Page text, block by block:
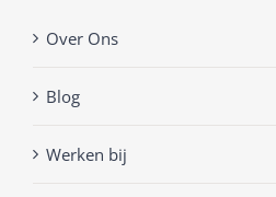
Over Ons
Blog
Werken bij